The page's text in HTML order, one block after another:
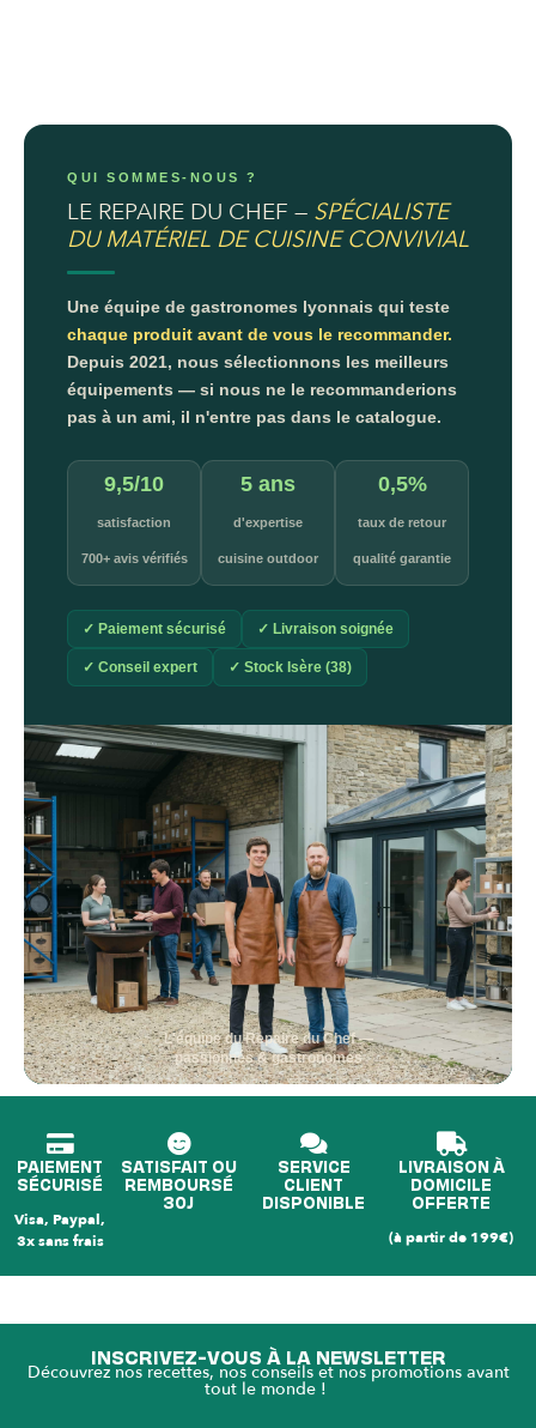
QUI SOMMES-NOUS ?
LE REPAIRE DU CHEF — SPÉCIALISTE
DU MATÉRIEL DE CUISINE CONVIVIAL
Une équipe de gastronomes lyonnais qui teste
chaque produit avant de vous le recommander.
Depuis 2021, nous sélectionnons les meilleurs
équipements — si nous ne le recommanderions
pas à un ami, il n'entre pas dans le catalogue.
9,5/10
satisfaction
700+ avis vérifiés
5 ans
d'expertise
cuisine outdoor
0,5%
taux de retour
qualité garantie
✓ Paiement sécurisé ✓ Livraison soignée
✓ Conseil expert ✓ Stock Isère (38)
L'équipe du Repaire du Chef —
passionnés & gastronomes
PAIEMENT
SÉCURISÉ
Visa, Paypal,
3x sans frais
SATISFAIT OU
REMBOURSÉ
30J
SERVICE
CLIENT
DISPONIBLE
LIVRAISON À
DOMICILE
OFFERTE
(à partir de 199€)
INSCRIVEZ-VOUS À LA NEWSLETTER
Découvrez nos recettes, nos conseils et nos promotions avant
tout le monde !